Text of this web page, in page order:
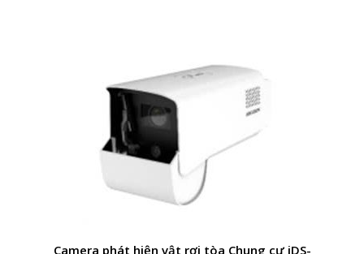
Camera phát hiện vật rơi tòa Chung cư iDS-